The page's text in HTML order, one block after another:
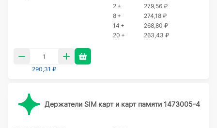
2 +
279,56 ₽
8 +
274,18 ₽
14 +
268,80 ₽
20 +
263,43 ₽
290,31 ₽
Держатели SIM карт и карт памяти 1473005-4